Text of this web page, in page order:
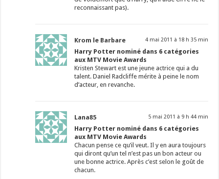
reconnaissant pas).
Krom le Barbare 4 mai 2011 à 18 h 35 min
Harry Potter nominé dans 6 catégories
aux MTV Movie Awards
Kristen Stewart est une jeune actrice qui a du
talent. Daniel Radcliffe mérite à peine le nom
d’acteur, en revanche.
Lana85 5 mai 2011 à 9 h 44 min
Harry Potter nominé dans 6 catégories
aux MTV Movie Awards
Chacun pense ce qu’il veut. Il y en aura toujours
qui diront qu’un tel n’est pas un bon acteur ou
une bonne actrice. Après c’est selon le goût de
chacun.